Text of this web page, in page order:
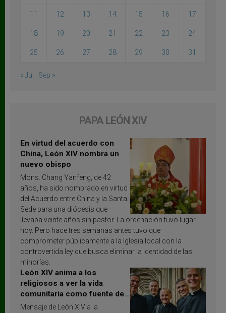
11 12 13 14 15 16 17
18 19 20 21 22 23 24
25 26 27 28 29 30 31
« Jul Sep »
PAPA LEÓN XIV
En virtud del acuerdo con
China, León XIV nombra un
nuevo obispo
Mons. Chang Yanfeng, de 42
años, ha sido nombrado en virtud
del Acuerdo entre China y la Santa
Sede para una diócesis que
llevaba veinte años sin pastor. La ordenación tuvo lugar
hoy. Pero hace tres semanas antes tuvo que
comprometer públicamente a la Iglesia local con la
controvertida ley que busca eliminar la identidad de las
minorías.
León XIV anima a los
religiosos a ver la vida
comunitaria como fuente de
inspiración y santificación
Mensaje de León XIV a la